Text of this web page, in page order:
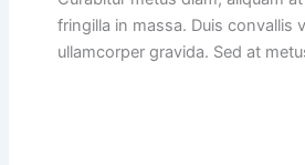
fringilla in massa. Duis convallis
ullamcorper gravida. Sed at